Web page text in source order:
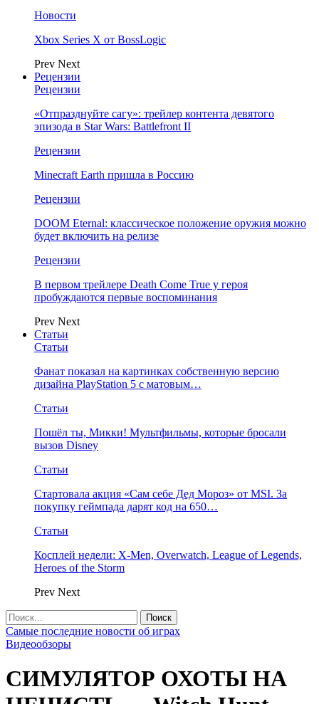
Новости
Xbox Series X от BossLogic
Prev Next
Рецензии
Рецензии
«Отпразднуйте сагу»: трейлер контента девятого
эпизода в Star Wars: Battlefront II
Рецензии
Minecraft Earth пришла в Россию
Рецензии
DOOM Eternal: классическое положение оружия можно
будет включить на релизе
Рецензии
В первом трейлере Death Come True у героя
пробуждаются первые воспоминания
Prev Next
Статьи
Статьи
Фанат показал на картинках собственную версию
дизайна PlayStation 5 с матовым…
Статьи
Пошёл ты, Микки! Мультфильмы, которые бросали
вызов Disney
Статьи
Стартовала акция «Сам себе Дед Мороз» от MSI. За
покупку геймпада дарят код на 650…
Статьи
Косплей недели: X-Men, Overwatch, League of Legends,
Heroes of the Storm
Prev Next
Самые последние новости об играх
Видеообзоры
СИМУЛЯТОР ОХОТЫ НА